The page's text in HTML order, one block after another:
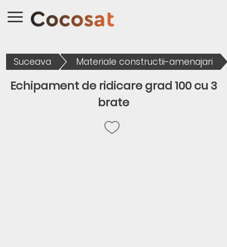
Suceava Materiale constructii-amenajari
Echipament de ridicare grad 100 cu 3
brate